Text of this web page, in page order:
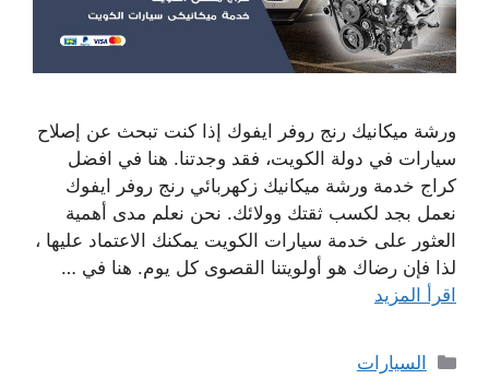
ورشة ميكانيك رنج روفر ايفوك إذا كنت تبحث عن إصلاح
سيارات في دولة الكويت، فقد وجدتنا. هنا في افضل
كراج خدمة ورشة ميكانيك زكهربائي رنج روفر ايفوك
نعمل بجد لكسب ثقتك وولائك. نحن نعلم مدى أهمية
العثور على خدمة سيارات الكويت يمكنك الاعتماد عليها ،
لذا فإن رضاك ​​هو أولويتنا القصوى كل يوم. هنا في …
اقرأ المزيد
التصنيفات
السيارات